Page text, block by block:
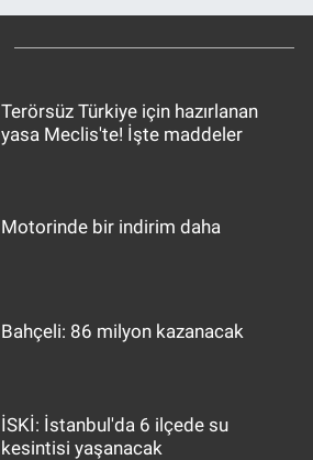
Terörsüz Türkiye için hazırlanan
yasa Meclis'te! İşte maddeler
Motorinde bir indirim daha
Bahçeli: 86 milyon kazanacak
İSKİ: İstanbul'da 6 ilçede su
kesintisi yaşanacak